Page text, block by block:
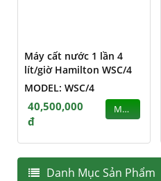
Máy cất nước 1 lần 4
lít/giờ Hamilton WSC/4
MODEL: WSC/4
40,500,000
đ
MUA
Danh Mục Sản Phẩm